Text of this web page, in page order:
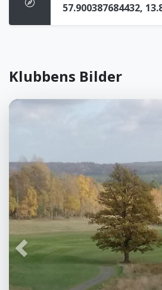
57.900387684432,
Klubbens Bilder
Föregående